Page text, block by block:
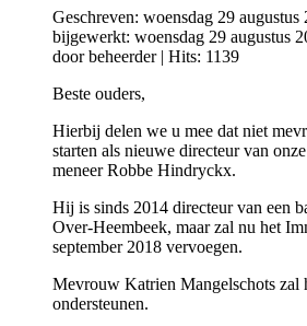
Geschreven: woensdag 29 augustus
bijgewerkt: woensdag 29 augustus
door beheerder| Hits: 1139
Beste ouders,
Hierbij delen we u mee dat niet
starten als nieuwe directeur van
meneer Robbe Hindryckx.
Hij is sinds 2014 directeur van een
Over-Heembeek, maar zal nu het
september 2018 vervoegen.
Mevrouw Katrien Mangelschots zal
ondersteunen.